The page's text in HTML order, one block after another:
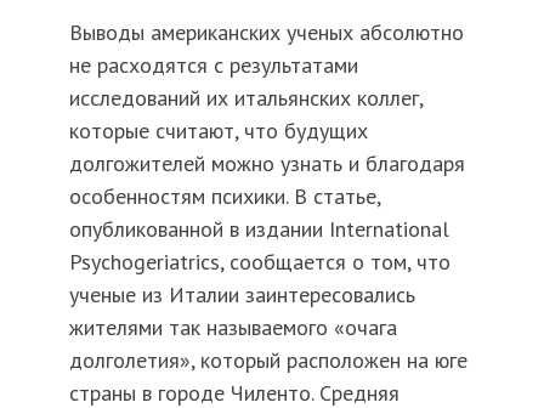
Выводы американских ученых абсолютно
не расходятся с результатами
исследований их итальянских коллег,
которые считают, что будущих
долгожителей можно узнать и благодаря
особенностям психики. В статье,
опубликованной в издании International
Psychogeriatrics, сообщается о том, что
ученые из Италии заинтересовались
жителями так называемого «очага
долголетия», который расположен на юге
страны в городе Чиленто. Средняя